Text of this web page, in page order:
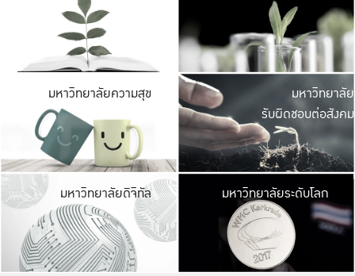
มีพื้นที่เขียวสดใส
เป็นป่าในเมือง เกษต
มหาวิทยาลัยความสุข มหาวิ
ค
เปิดประ
และพบเรื่องราวใ
มหาวิทยาลัย
รับผิดชอบต่อสังคม
มหาวิทยาลัยดิจิทัล มหาวิ
เปลี่ยนแปลง แล
เพื่อทำง
ระบบสารสนเทศ
มหาวิทยาลัยระดับโลก